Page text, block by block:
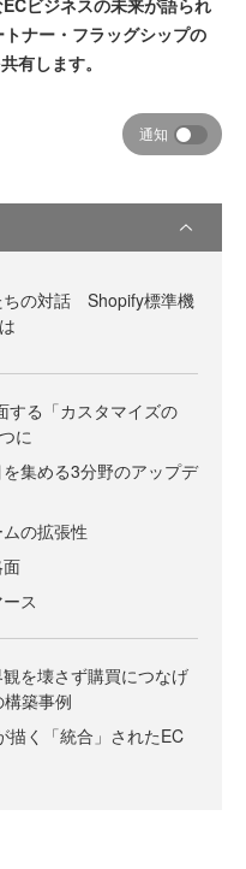
ビジネスの未来が語られ
ナー・フラッグシップの
有します。
通知
ちの対話 Shopify標準機
する「カスタマイズの
に
集める3分野のアップデ
の拡張性
ス
を壊さず購買につなげ
築事例
描く「統合」されたEC